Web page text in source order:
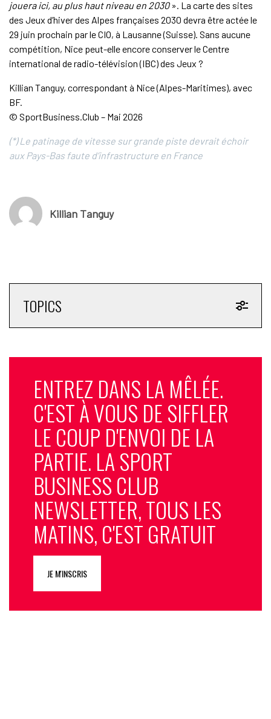
jouera ici, au plus haut niveau en 2030». La carte des sites
des Jeux d’hiver des Alpes françaises 2030 devra être actée le
29 juin prochain par le CIO, à Lausanne (Suisse). Sans aucune
compétition, Nice peut-elle encore conserver le Centre
international de radio-télévision (IBC) des Jeux ?
Killian Tanguy, correspondant à Nice (Alpes-Maritimes), avec
BF.
© SportBusiness.Club – Mai 2026
(*) Le patinage de vitesse sur grande piste devrait échoir
aux Pays-Bas faute d’infrastructure en France
Killian Tanguy
TOPICS
ENTREZ DANS LA MÊLÉE.
C'EST À VOUS DE SIFFLER
LE COUP D'ENVOI DE LA
PARTIE. LA SPORT
BUSINESS CLUB
NEWSLETTER, TOUS LES
MATINS, C'EST GRATUIT
JE M'INSCRIS